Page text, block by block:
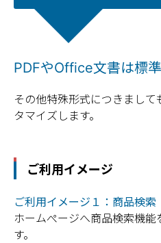
PDFやOffice文書は標
その他特殊形式につきまし
タマイズします。
ご利用イメージ
ご利用イメージ１：商品検索
ホームぺージへ商品検索機
す。